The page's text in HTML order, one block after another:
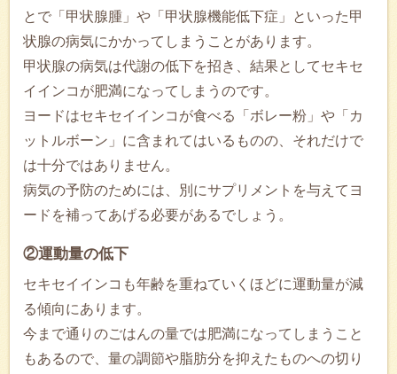
とで「甲状腺腫」や「甲状腺機能低下症」といった甲
状腺の病気にかかってしまうことがあります。
甲状腺の病気は代謝の低下を招き、結果としてセキセ
イインコが肥満になってしまうのです。
ヨードはセキセイインコが食べる「ボレー粉」や「カ
ットルボーン」に含まれてはいるものの、それだけで
は十分ではありません。
病気の予防のためには、別にサプリメントを与えてヨ
ードを補ってあげる必要があるでしょう。
②運動量の低下
セキセイインコも年齢を重ねていくほどに運動量が減
る傾向にあります。
今まで通りのごはんの量では肥満になってしまうこと
もあるので、量の調節や脂肪分を抑えたものへの切り